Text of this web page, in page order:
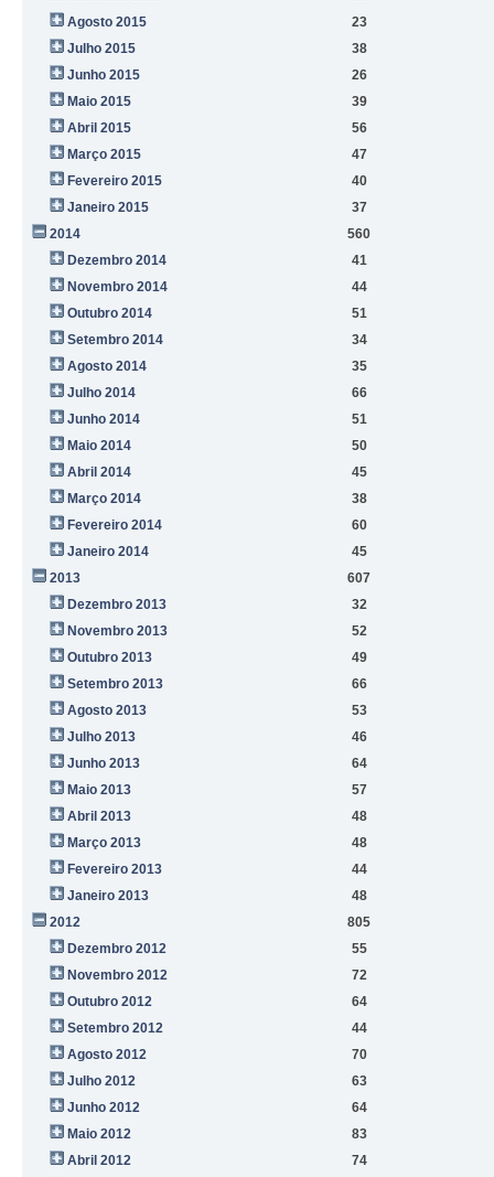
Agosto 2015
23
Julho 2015
38
Junho 2015
26
Maio 2015
39
Abril 2015
56
Março 2015
47
Fevereiro 2015
40
Janeiro 2015
37
2014
560
Dezembro 2014
41
Novembro 2014
44
Outubro 2014
51
Setembro 2014
34
Agosto 2014
35
Julho 2014
66
Junho 2014
51
Maio 2014
50
Abril 2014
45
Março 2014
38
Fevereiro 2014
60
Janeiro 2014
45
2013
607
Dezembro 2013
32
Novembro 2013
52
Outubro 2013
49
Setembro 2013
66
Agosto 2013
53
Julho 2013
46
Junho 2013
64
Maio 2013
57
Abril 2013
48
Março 2013
48
Fevereiro 2013
44
Janeiro 2013
48
2012
805
Dezembro 2012
55
Novembro 2012
72
Outubro 2012
64
Setembro 2012
44
Agosto 2012
70
Julho 2012
63
Junho 2012
64
Maio 2012
83
Abril 2012
74